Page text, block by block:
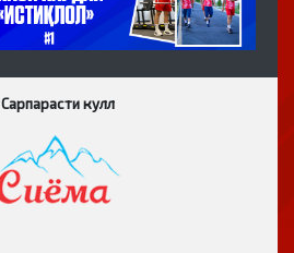
Сарпарасти кулл